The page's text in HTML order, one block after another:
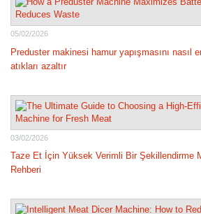
05/02/2026
Preduster makinesi hamur yapışmasını nasıl
atıkları azaltır
03/02/2026
Taze Et İçin Yüksek Verimli Bir Şekillendirme
Rehberi